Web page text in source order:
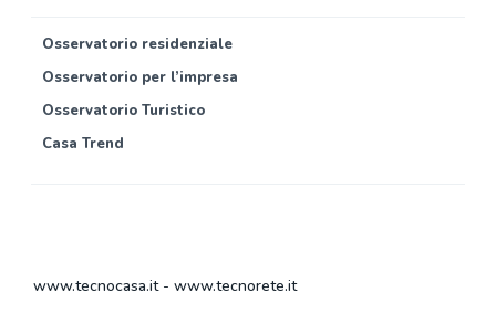
Osservatorio residenziale
Osservatorio per l’impresa
Osservatorio Turistico
Casa Trend
www.tecnocasa.it- www.tecnorete.it